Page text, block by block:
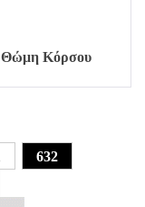
Θώμη Κόρσου
632